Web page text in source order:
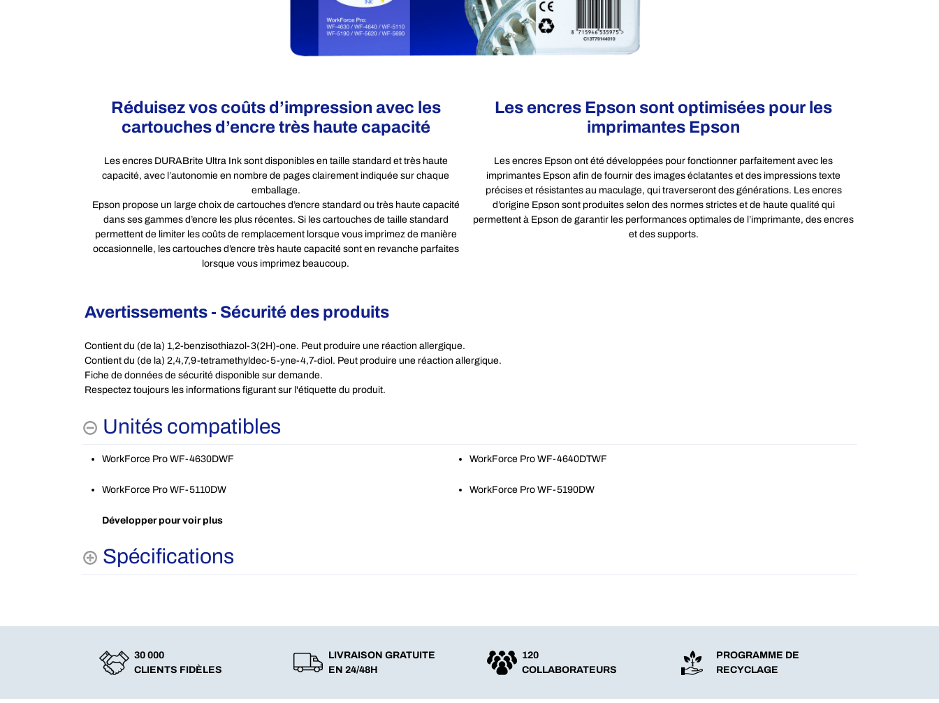
Réduisez vos coûts d’impression avec les
cartouches d’encre très haute capacité
Les encres DURABrite Ultra Ink sont disponibles en taille standard et très haute
capacité, avec l’autonomie en nombre de pages clairement indiquée sur chaque
emballage.
Epson propose un large choix de cartouches d’encre standard ou très haute capacité
dans ses gammes d’encre les plus récentes. Si les cartouches de taille standard
permettent de limiter les coûts de remplacement lorsque vous imprimez de manière
occasionnelle, les cartouches d’encre très haute capacité sont en revanche parfaites
lorsque vous imprimez beaucoup.
Les encres Epson sont optimisées pour les
imprimantes Epson
Les encres Epson ont été développées pour fonctionner parfaitement avec les
imprimantes Epson afin de fournir des images éclatantes et des impressions texte
précises et résistantes au maculage, qui traverseront des générations. Les encres
d’origine Epson sont produites selon des normes strictes et de haute qualité qui
permettent à Epson de garantir les performances optimales de l’imprimante, des encres
et des supports.
Avertissements - Sécurité des produits
Contient du (de la) 1,2-benzisothiazol-3(2H)-one. Peut produire une réaction allergique.
Contient du (de la) 2,4,7,9-tetramethyldec-5-yne-4,7-diol. Peut produire une réaction allergique.
Fiche de données de sécurité disponible sur demande.
Respectez toujours les informations figurant sur l'étiquette du produit.
Unités compatibles
WorkForce Pro WF-4630DWF WorkForce Pro WF-4640DTWF
WorkForce Pro WF-5110DW WorkForce Pro WF-5190DW
Développer pour voir plus
Spécifications
30 000
CLIENTS FIDÈLES
LIVRAISON GRATUITE
EN 24/48H
120
COLLABORATEURS
PROGRAMME DE
RECYCLAGE